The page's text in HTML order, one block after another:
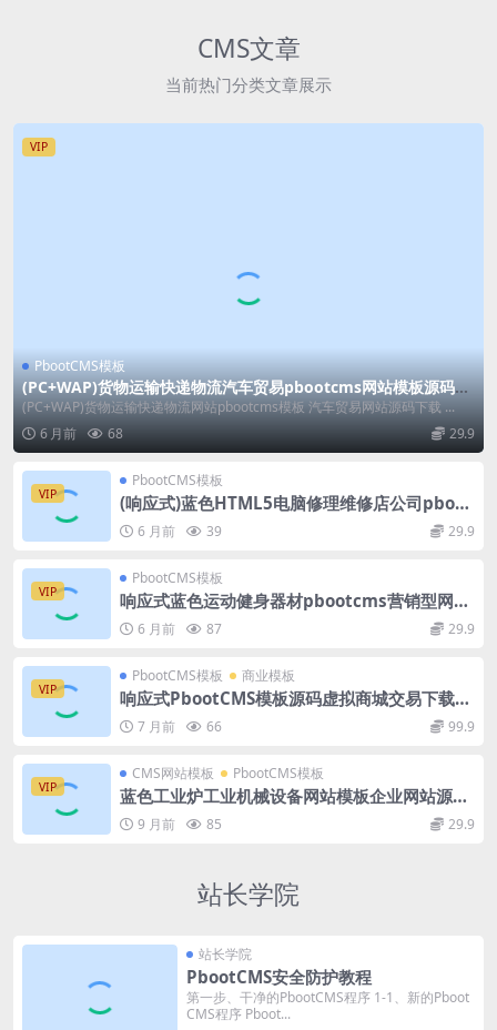
CMS文章
当前热门分类文章展示
VIP
PbootCMS模板
(PC+WAP)货物运输快递物流汽车贸易pbootcms网站模板源码下
载
(PC+WAP)货物运输快递物流网站pbootcms模板 汽车贸易网站源码下载 ...
6 月前
68 29.9
VIP
PbootCMS模板
(响应式)蓝色HTML5电脑修理维修店公司pboot
cms网站模板源码下载
6 月前 39 29.9
VIP
PbootCMS模板
响应式蓝色运动健身器材pbootcms营销型网站
模板源码下载
6 月前 87 29.9
VIP
PbootCMS模板 商业模板
响应式PbootCMS模板源码虚拟商城交易下载网
站设计整站源码
7 月前 66 99.9
VIP
CMS网站模板 PbootCMS模板
蓝色工业炉工业机械设备网站模板企业网站源码
下载9 月前 85 29.9
站长学院
站长学院
PbootCMS安全防护教程
第一步、干净的PbootCMS程序 1-1、新的Pboot
CMS程序 Pboot...